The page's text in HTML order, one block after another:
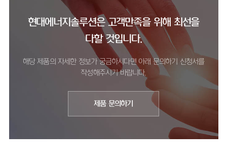
현대에너지솔루션은 고객만족을 위해 최선을
다할 것입니다.
해당 제품의 자세한 정보가 궁금하시다면 아래 문의하기 신청서를
작성해주시기 바랍니다.
제품 문의하기